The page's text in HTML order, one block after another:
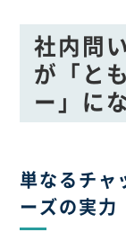
社内問
が「と
ー」に
単なるチャ
ーズの実力